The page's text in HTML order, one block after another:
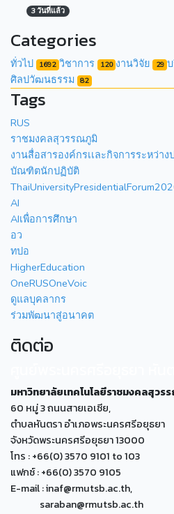
3 วันที่แล้ว
Categories
ทั่วไป 1692 วิชาการ 120 งานวิจัย 29
ศิลปวัฒนธรรม 82
Tags
RUS
ราชมงคลสุวรรณภูมิ
งานสื่อสารองค์กรเเละกิจการระหว่าง
บัณฑิตนักปฏิบัติ
AI
AIเพื่อการศึกษา
อว
ทปอ
HigherEducation
OneRUSOneVoic
ดูแลบุคลากร
ร่วมพัฒนาสู่อนาคต
ติดต่อ
มหาวิทยาลัยเทคโนโลยีราชมงคลสุวร
60 หมู่ 3 ถนนสายเอเซีย,
ตำบลหันตรา อำเภอพระนครศรีอยุธยา
จังหวัดพระนครศรีอยุธยา 13000
โทร : +66(0) 3570 9101 to 103
แฟกซ์ : +66(0) 3570 9105
E-mail : inaf@rmutsb.ac.th,
saraban@rmutsb.ac.th